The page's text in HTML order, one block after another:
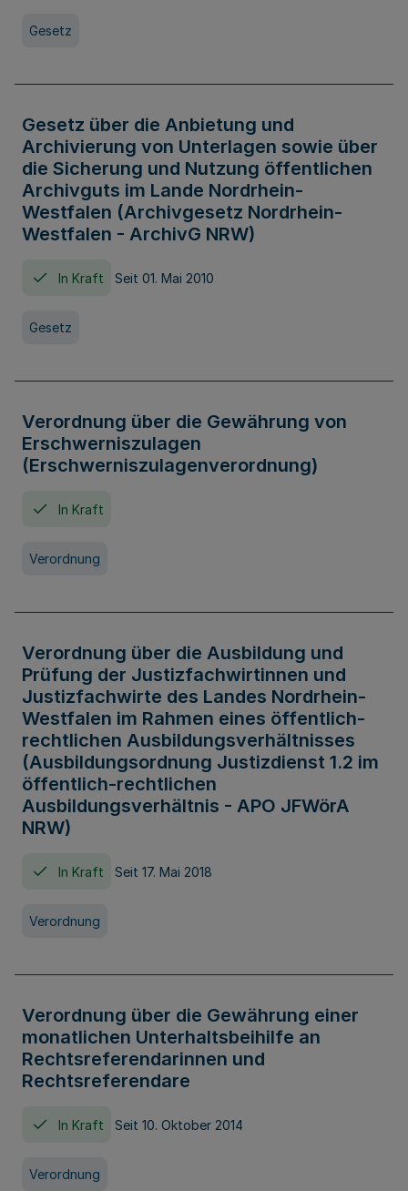
Gesetz
Gesetz über die Anbietung und
Archivierung von Unterlagen sowie über
die Sicherung und Nutzung öffentlichen
Archivguts im Lande Nordrhein-
Westfalen (Archivgesetz Nordrhein-
Westfalen - ArchivG NRW)
In Kraft Seit 01. Mai 2010
Gesetz
Verordnung über die Gewährung von
Erschwerniszulagen
(Erschwerniszulagenverordnung)
In Kraft
Verordnung
Verordnung über die Ausbildung und
Prüfung der Justizfachwirtinnen und
Justizfachwirte des Landes Nordrhein-
Westfalen im Rahmen eines öffentlich-
rechtlichen Ausbildungsverhältnisses
(Ausbildungsordnung Justizdienst 1.2 im
öffentlich-rechtlichen
Ausbildungsverhältnis - APO JFWörA
NRW)
In Kraft Seit 17. Mai 2018
Verordnung
Verordnung über die Gewährung einer
monatlichen Unterhaltsbeihilfe an
Rechtsreferendarinnen und
Rechtsreferendare
In Kraft Seit 10. Oktober 2014
Verordnung